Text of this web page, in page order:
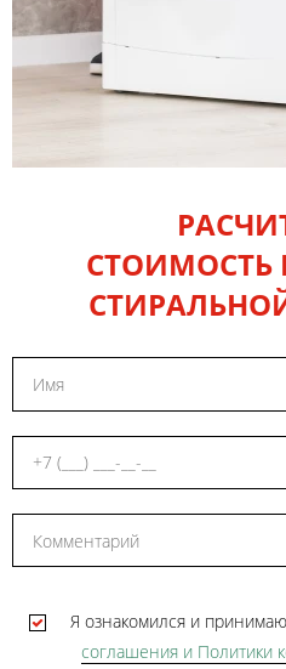
СТОИМОСТЬ
Я ознакомился и
соглашения и Политики